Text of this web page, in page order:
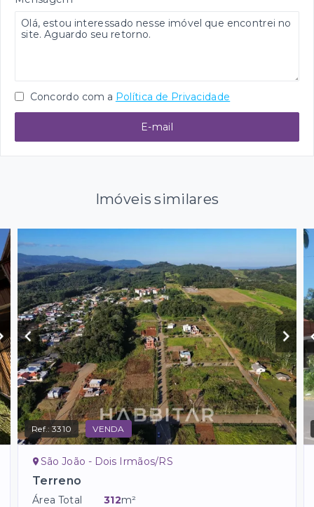
Concordo com a Política de Privacidade
E-mail
Imóveis similares
Ref.:3310 VENDA
São João - Dois Irmãos/RS
Terreno
Área Total 312m²